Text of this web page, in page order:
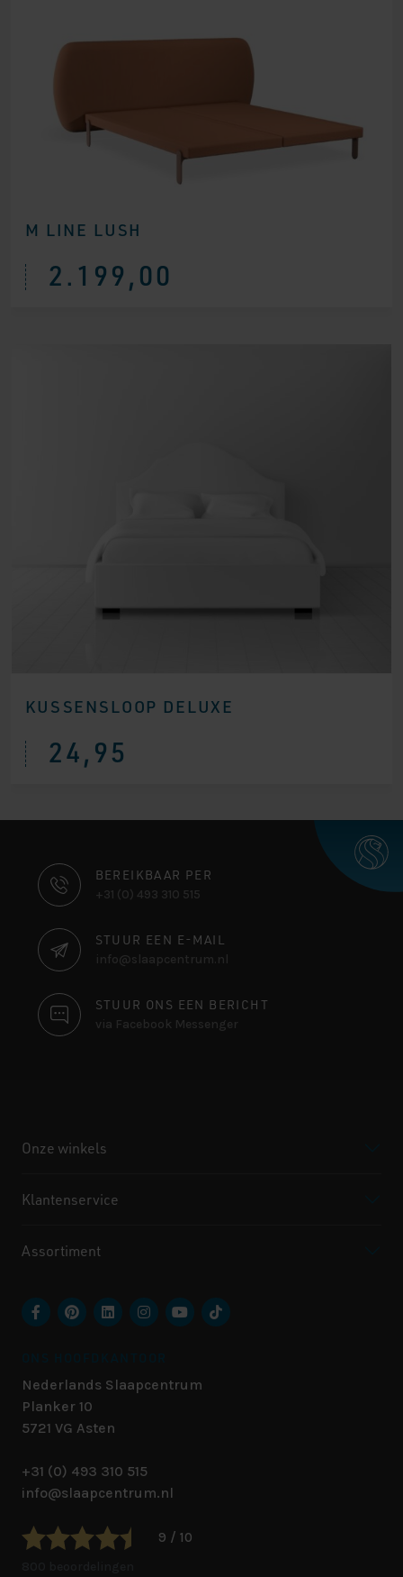
M LINE LUSH
2.199,00
KUSSENSLOOP DELUXE
24,95
CONTACT
INFORMATIE
BEREIKBAAR PER
+31 (0) 493 310 515
STUUR EEN E-MAIL
info@slaapcentrum.nl
STUUR ONS EEN BERICHT
via Facebook Messenger
Onze winkels
Klantenservice
Assortiment
Nederlands Slaapcentrum
Planker 10
5721 VG Asten
+31 (0) 493 310 515
info@slaapcentrum.nl
9 / 10